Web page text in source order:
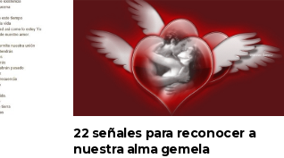
22 señales para reconocer a
nuestra alma gemela